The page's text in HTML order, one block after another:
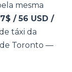
mesma
/ 56 USD /
táxi da
de Toronto —